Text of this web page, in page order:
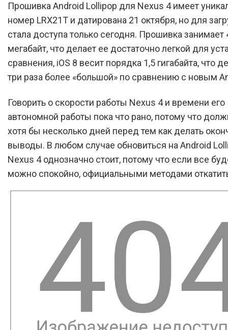
Прошивка Android Lollipop для Nexus 4 имеет
номер LRX21T и датирована 21 октября, но для
стала доступа только сегодня. Прошивка занимает
мегабайт, что делает ее достаточно легкой для
сравнения, iOS 8 весит порядка 1,5 гигабайта, что
три раза более «большой» по сравнению с новым
Говорить о скорости работы Nexus 4 и времени его
автономной работы пока что рано, потому что
хотя бы несколько дней перед тем как делать
выводы. В любом случае обновиться на Android
Nexus 4 однозначно стоит, потому что если все
можно спокойно, официальными методами